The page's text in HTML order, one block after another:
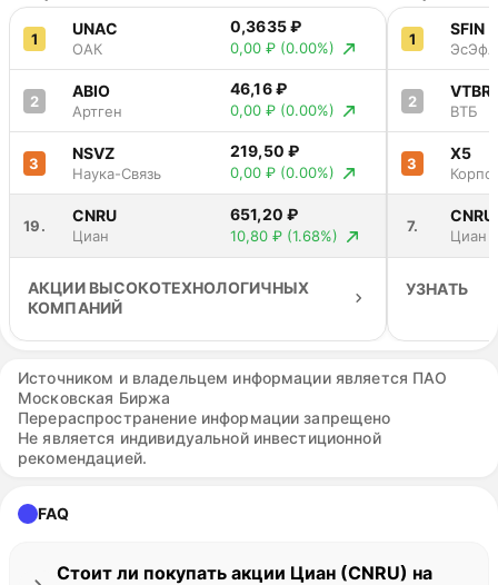
31 августа
2026
572,13 ₽
-12.14%
01 сентября
2026
572,11 ₽
02 сентября
2026
569,02 ₽
-12.62%
03 сентября
2026
572,90 ₽
04 сентября
2026
570,65 ₽
05 сентября
2026
570,14 ₽ -12.45%
1
UNAC
ОАК
0,3635 ₽
0,00 ₽ (0.00%)
2
ABIO
Артген
46,16 ₽
0,00 ₽ (0.00%)
3
NSVZ
Наука-Связь
219,50 ₽
0,00 ₽ (0.00%)
19.
CNRU
Циан
651,20 ₽
10,80 ₽ (1.68%)
АКЦИИ ВЫСОКОТЕХНОЛОГИЧНЫХ
КОМПАНИЙ
1
SFIN
2
VTBR
ВТБ
3
X5
7.
CNRU
Циан
УЗНАТЬ
Источником и владельцем информации является ПАО
Московская Биржа
Перераспространение информации запрещено
Не является индивидуальной инвестиционной
рекомендацией.
FAQ
Стоит ли покупать акции Циан (CNRU) на